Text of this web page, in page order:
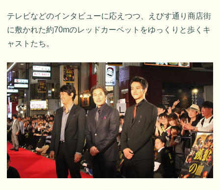
テレビなどのインタビューに応えつつ、えびす通り商店街
に敷かれた約70mのレッドカーペットをゆっくりと歩くキ
ャストたち。